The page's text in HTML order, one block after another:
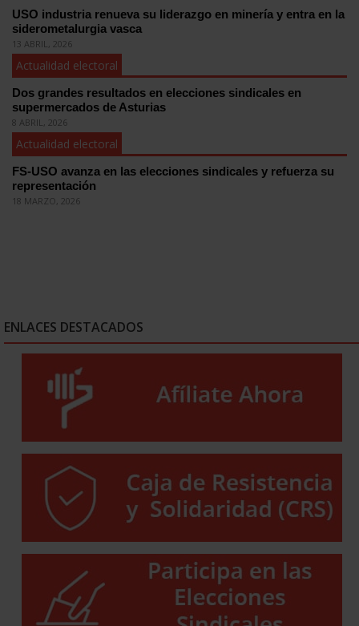
USO industria renueva su liderazgo en minería y entra en la
siderometalurgia vasca
13 ABRIL, 2026
Actualidad electoral
Dos grandes resultados en elecciones sindicales en
supermercados de Asturias
8 ABRIL, 2026
Actualidad electoral
FS-USO avanza en las elecciones sindicales y refuerza su
representación
18 MARZO, 2026
ENLACES DESTACADOS